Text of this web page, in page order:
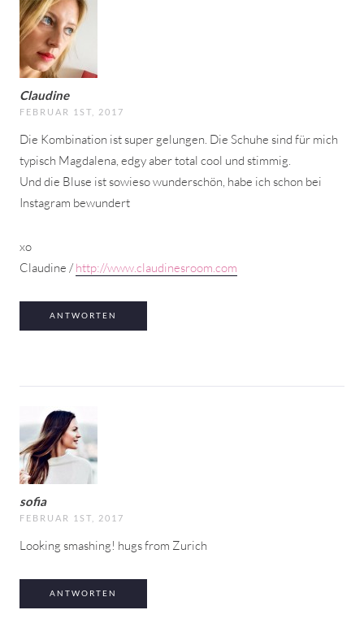
Claudine
FEBRUAR 1ST, 2017
Die Kombination ist super gelungen. Die Schuhe sind für mich
typisch Magdalena, edgy aber total cool und stimmig.
Und die Bluse ist sowieso wunderschön, habe ich schon bei
Instagram bewundert
xo
Claudine /http://www.claudinesroom.com
ANTWORTEN
sofia
FEBRUAR 1ST, 2017
Looking smashing! hugs from Zurich
ANTWORTEN